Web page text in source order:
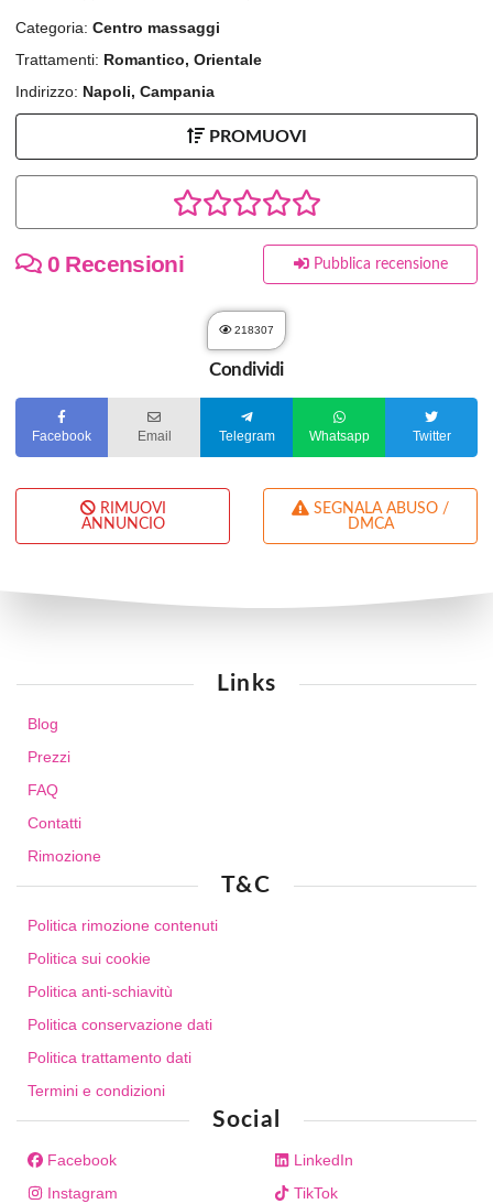
Categoria: Centro massaggi
Trattamenti: Romantico, Orientale
Indirizzo: Napoli, Campania
PROMUOVI
0 Recensioni Pubblica recensione
218307
Condividi
Facebook Email Telegram Whatsapp Twitter
RIMUOVI
ANNUNCIO
DMCA
Links
Blog
Prezzi
FAQ
Contatti
Rimozione
T&C
Politica rimozione contenuti
Politica sui cookie
Politica anti-schiavitù
Politica conservazione dati
Politica trattamento dati
Termini e condizioni
Social
Facebook
Instagram
LinkedIn
TikTok